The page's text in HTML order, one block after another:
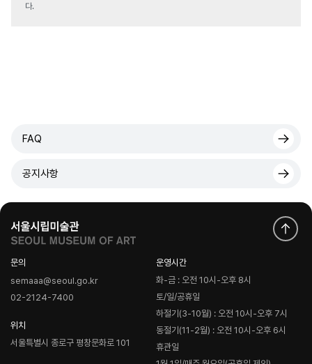
다.
FAQ
공지사항
문의
semaaa@seoul.go.kr
02-2124-7400
위치
서울특별시 종로구 평창문화로 101
운영시간
화-금 : 오전 10시-오후 8시
토/일/공휴일
하절기(3-10월) : 오전 10시-오후 7시
동절기(11-2월) : 오전 10시-오후 6시
휴관일